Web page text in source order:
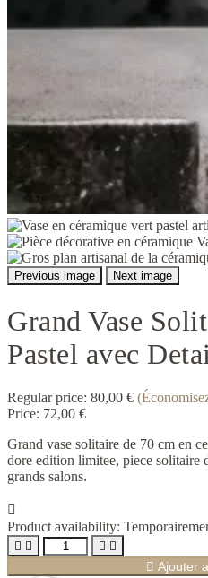
Previous image Next image
Grand Vase
Pastel avec
Regular price: 80,00 €
Price: 72,00 €
Grand vase solitaire de 70 cm en
dore edition limitee, piece solitaire
grands salons.

Product availability:
   
 Ajouter